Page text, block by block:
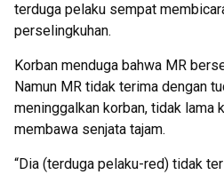
terduga pelaku sempat
perselingkuhan.
Korban menduga bahwa MR
Namun MR tidak terima dengan
meninggalkan korban, tidak lama
membawa senjata tajam.
“Dia (terduga pelaku-red) tidak